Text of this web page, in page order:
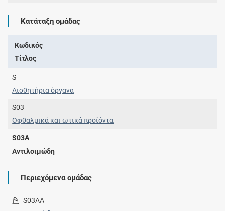
Κατάταξη ομάδας
Κωδικός
Τίτλος
S
Αισθητήρια όργανα
S03
Οφθαλμικά και ωτικά προϊόντα
S03A
Αντιλοιμώδη
Περιεχόμενα ομάδας
S03AA